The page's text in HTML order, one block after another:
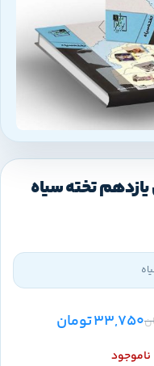
تخته سیاه
33,750تومان
ناموجود